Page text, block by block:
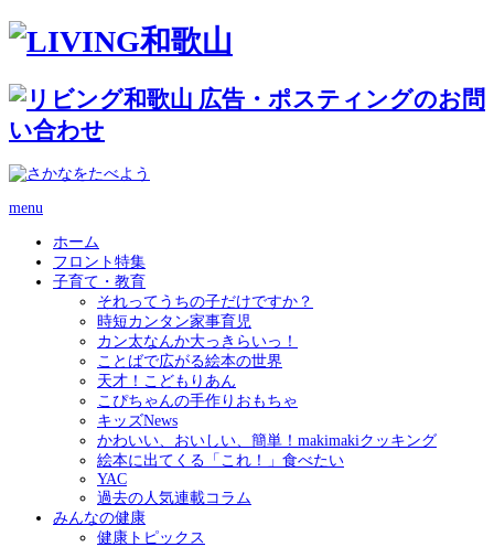
menu
ホーム
フロント特集
子育て・教育
それってうちの子だけですか？
時短カンタン家事育児
カン太なんか大っきらいっ！
ことばで広がる絵本の世界
天才！こどもりあん
こぴちゃんの手作りおもちゃ
キッズNews
かわいい、おいしい、簡単！makimakiクッキング
絵本に出てくる「これ！」食べたい
YAC
過去の人気連載コラム
みんなの健康
健康トピックス